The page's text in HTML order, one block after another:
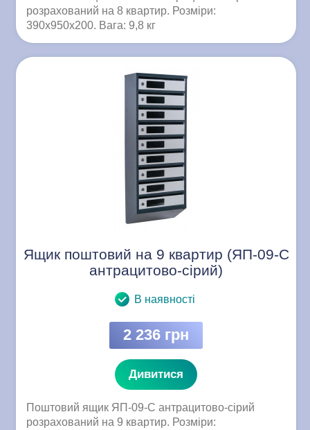
розрахований на 8 квартир. Розміри:
390x950x200. Вага: 9,8 кг
Ящик поштовий на 9 квартир (ЯП-09-C
антрацитово-сірий)
В наявності
2 236 грн
Дивитися
Поштовий ящик ЯП-09-C антрацитово-сірий
розрахований на 9 квартир. Розміри: